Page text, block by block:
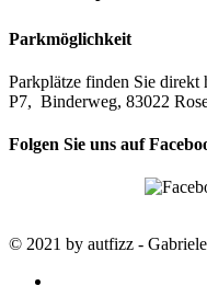
Parkmöglichkeit
Parkplätze finden Sie direkt
P7, Binderweg, 83022
Folgen Sie uns auf
© 2021 by autfizz -